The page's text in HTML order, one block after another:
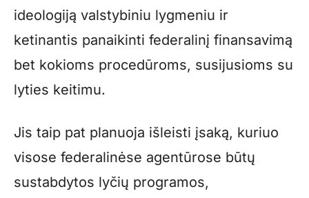
ideologiją valstybiniu lygmeniu ir
ketinantis panaikinti federalinį finansavimą
bet kokioms procedūroms, susijusioms su
lyties keitimu.
Jis taip pat planuoja išleisti įsaką, kuriuo
visose federalinėse agentūrose būtų
sustabdytos lyčių programos,